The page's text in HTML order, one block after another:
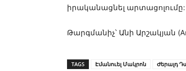
իրականացնել արտացոլումը:
Թարգմանիչ՝ Անի Արշակյան
TAGS Էմանուել Մակրոն Ժերալդ